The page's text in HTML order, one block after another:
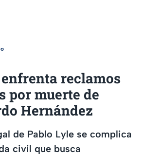
reclamos
por muerte de
Hernández
de Pablo Lyle se complica
civil que busca